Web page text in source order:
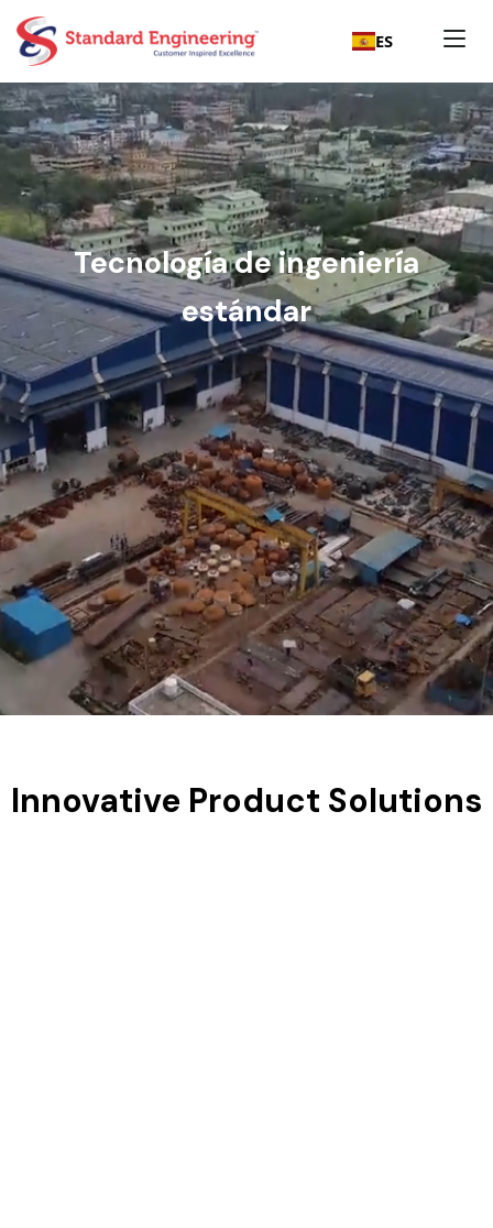
ES
Tecnología de ingeniería
estándar
Innovative Product Solutions